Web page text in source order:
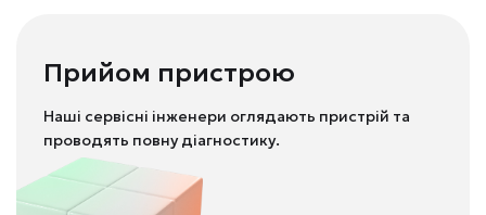
Прийом пристрою
Наші сервісні інженери оглядають пристрій та
проводять повну діагностику.